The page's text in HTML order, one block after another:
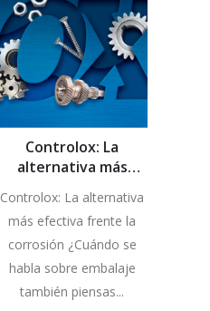
Controlox: La
alternativa más
corrosión
Controlox: La alternativa
más efectiva frente la
corrosión ¿Cuándo se
habla sobre embalaje
también piensas...